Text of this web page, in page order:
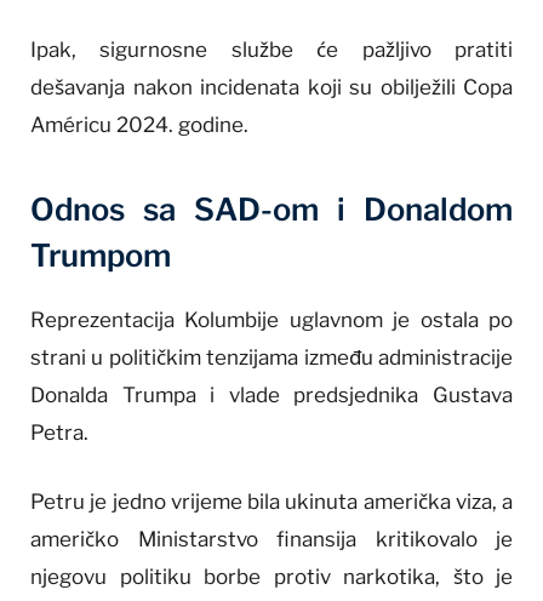
Ipak, sigurnosne službe će pažljivo pratiti
dešavanja nakon incidenata koji su obilježili Copa
Américu 2024. godine.
Odnos sa SAD-om i Donaldom
Trumpom
Reprezentacija Kolumbije uglavnom je ostala po
strani u političkim tenzijama između administracije
Donalda Trumpa i vlade predsjednika Gustava
Petra.
Petru je jedno vrijeme bila ukinuta američka viza, a
američko Ministarstvo finansija kritikovalo je
njegovu politiku borbe protiv narkotika, što je